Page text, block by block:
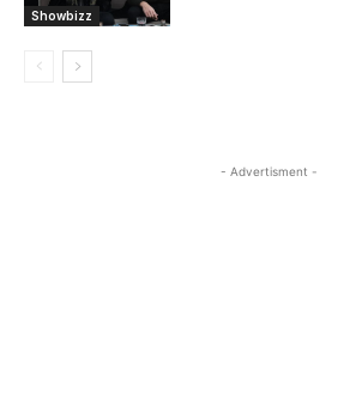
Showbizz
- Advertisment -